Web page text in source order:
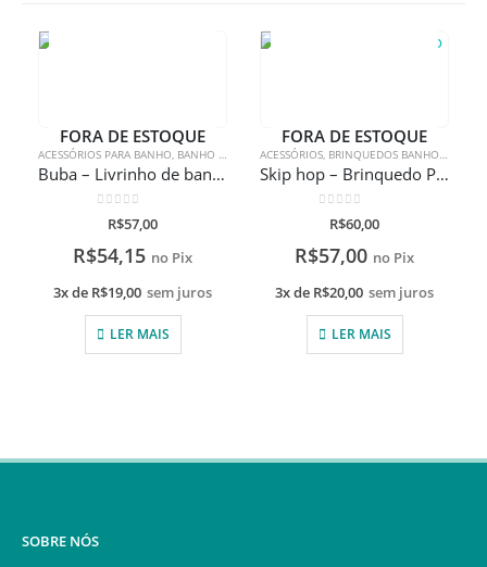
FORA DE ESTOQUE
ACESSÓRIOS PARA BANHO, BANHO E HIGIENE ,BRINQUEDOS,BRINQUEDOS BANHO/
Buba – Livrinho de banho tartaruguinha com luz +6M
de 5
R$57,00
R$54,15 no Pix
3x de R$19,00 sem juros
LER MAIS
FORA DE ESTOQUE
ACESSÓRIOS, BRINQUEDOS BANHO/PRAIA
Skip hop – Brinquedo Para Banho Zoo Unicórnio
de 5
R$60,00
R$57,00 no Pix
3x de R$20,00 sem juros
LER MAIS
SOBRE NÓS